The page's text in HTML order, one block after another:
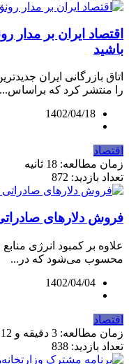
اقتصاد ایران بر مدار
باشید
اتاق بازرگانی ایران
را منتشر کرد که براساس...
1402/04/18
اقتصاد
زمان مطالعه: 18 ثانیه
تعداد بازدید: 872
فروش دلارهای صادراتی
علاوه بر کمبود انرژی
محسوب می‌شود که در...
1402/04/04
اقتصاد
زمان مطالعه: 3 دقیقه و 12 ثانیه
تعداد بازدید: 838